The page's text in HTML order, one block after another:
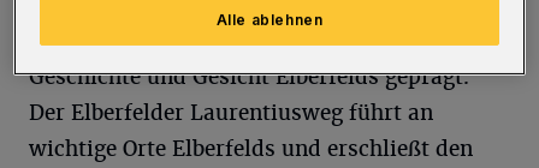
von Elberfeld und Wuppertal, er hat auch
Geschichte und Gesicht Elberfelds geprägt.
Der Elberfelder Laurentiusweg führt an
wichtige Orte Elberfelds und erschließt den
Alle ablehnen